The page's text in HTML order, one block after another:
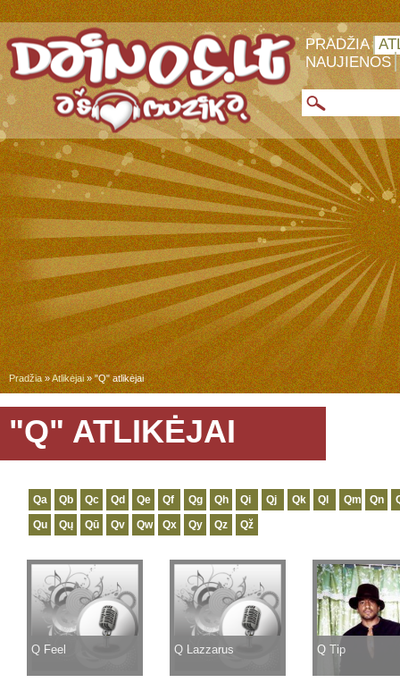
PRADŽIA
NAUJIENOS
Pradžia»Atlikėjai» "Q" atlikėjai
"Q" ATLIKĖJAI
Qa Qb Qc Qd Qe Qf Qg Qh Qi Qj Qk Ql Qm Qn
Qu
Qų Qū Qv Qw Qx Qy Qz Qž
Q Feel Q Lazzarus Q Tip